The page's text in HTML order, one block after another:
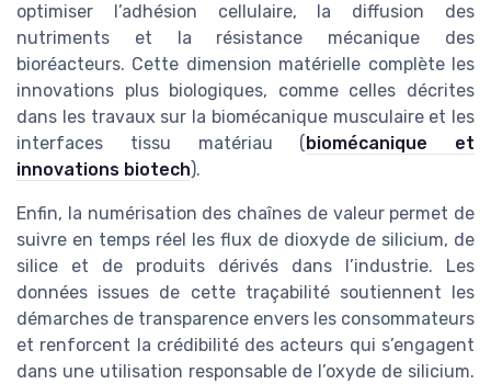
optimiser l’adhésion cellulaire, la diffusion des
nutriments et la résistance mécanique des
bioréacteurs. Cette dimension matérielle complète les
innovations plus biologiques, comme celles décrites
dans les travaux sur la biomécanique musculaire et les
interfaces tissu matériau ( biomécanique et
innovations biotech).
Enfin, la numérisation des chaînes de valeur permet de
suivre en temps réel les flux de dioxyde de silicium, de
silice et de produits dérivés dans l’industrie. Les
données issues de cette traçabilité soutiennent les
démarches de transparence envers les consommateurs
et renforcent la crédibilité des acteurs qui s’engagent
dans une utilisation responsable de l’oxyde de silicium.